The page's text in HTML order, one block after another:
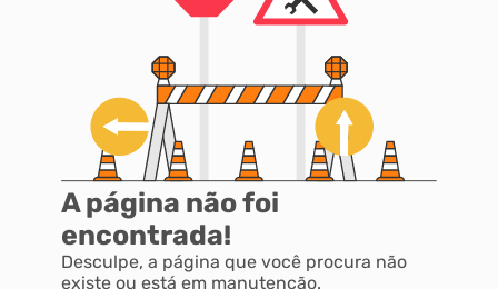
A página não foi
encontrada!
Desculpe, a página que você procura não
existe ou está em manutenção.